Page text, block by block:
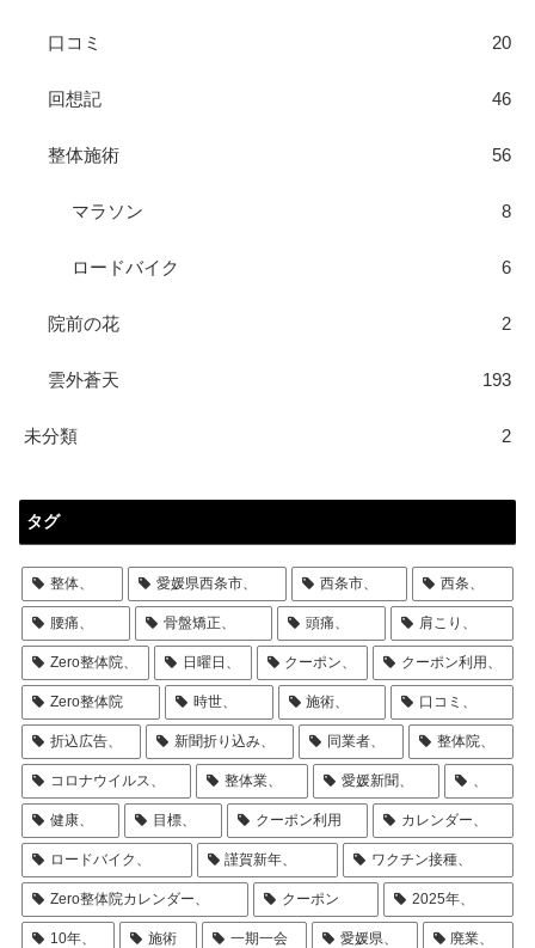
口コミ 20
回想記 46
整体施術 56
マラソン 8
ロードバイク 6
院前の花 2
雲外蒼天 193
未分類 2
タグ
整体、 愛媛県西条市、 西条市、 西条、
腰痛、 骨盤矯正、 頭痛、 肩こり、
Zero整体院、 日曜日、 クーポン、 クーポン利用、
Zero整体院 時世、 施術、 口コミ、
折込広告、 新聞折り込み、 同業者、 整体院、
コロナウイルス、 整体業、 愛媛新聞、
健康、 目標、 クーポン利用 カレンダー、
ロードバイク、 謹賀新年、 ワクチン接種、
Zero整体院カレンダー、 クーポン 2025年、
10年、 施術 一期一会 愛媛県、 廃業、